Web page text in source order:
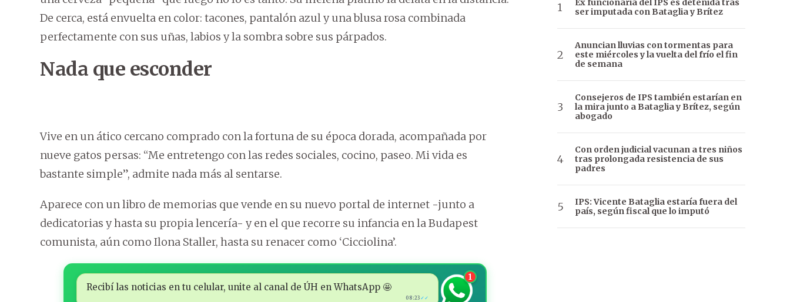
De cerca, está envuelta en color: tacones, pantalón azul y una blusa rosa combinada
perfectamente con sus uñas, labios y la sombra sobre sus párpados.
Nada que esconder
Vive en un ático cercano comprado con la fortuna de su época dorada, acompañada por
nueve gatos persas: “Me entretengo con las redes sociales, cocino, paseo. Mi vida es
bastante simple”, admite nada más al sentarse.
Aparece con un libro de memorias que vende en su nuevo portal de internet -junto a
dedicatorias y hasta su propia lencería- y en el que recorre su infancia en la Budapest
comunista, aún como Ilona Staller, hasta su renacer como ‘Cicciolina’.
Recibí las noticias en tu celular, unite al canal de ÚH en WhatsApp 🤩
08:23 ✓✓
1
Ex funcionaria del IPS es detenida tras
ser imputada con Bataglia y Brítez
Anuncian lluvias con tormentas para
este miércoles y la vuelta del frío el fin
de semana
Consejeros de IPS también estarían en
la mira junto a Bataglia y Brítez, según
abogado
Con orden judicial vacunan a tres niños
tras prolongada resistencia de sus
padres
IPS: Vicente Bataglia estaría fuera del
país, según fiscal que lo imputó